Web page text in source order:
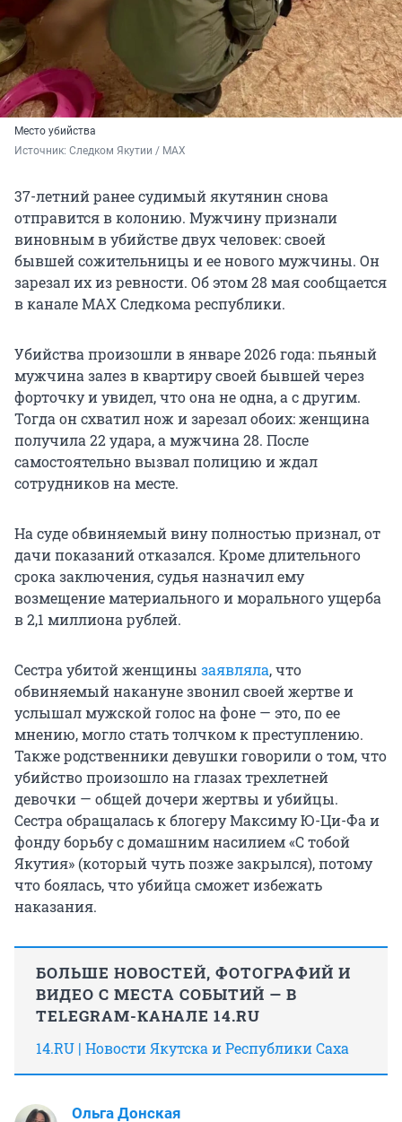
Место убийства
Источник: Следком Якутии / МАХ
37-летний ранее судимый якутянин снова
отправится в колонию. Мужчину признали
виновным в убийстве двух человек: своей
бывшей сожительницы и ее нового мужчины. Он
зарезал их из ревности. Об этом 28 мая сообщается
в канале МАХ Следкома республики.
Убийства произошли в январе 2026 года: пьяный
мужчина залез в квартиру своей бывшей через
форточку и увидел, что она не одна, а с другим.
Тогда он схватил нож и зарезал обоих: женщина
получила 22 удара, а мужчина 28. После
самостоятельно вызвал полицию и ждал
сотрудников на месте.
На суде обвиняемый вину полностью признал, от
дачи показаний отказался. Кроме длительного
срока заключения, судья назначил ему
возмещение материального и морального ущерба
в 2,1 миллиона рублей.
Сестра убитой женщины заявляла, что
обвиняемый накануне звонил своей жертве и
услышал мужской голос на фоне — это, по ее
мнению, могло стать толчком к преступлению.
Также родственники девушки говорили о том, что
убийство произошло на глазах трехлетней
девочки — общей дочери жертвы и убийцы.
Сестра обращалась к блогеру Максиму Ю-Ци-Фа и
фонду борьбу с домашним насилием «С тобой
Якутия» (который чуть позже закрылся), потому
что боялась, что убийца сможет избежать
наказания.
БОЛЬШЕ НОВОСТЕЙ, ФОТОГРАФИЙ И
ВИДЕО С МЕСТА СОБЫТИЙ — В
TELEGRAM-КАНАЛЕ 14.RU
14.RU | Новости Якутска и Республики Саха
Ольга Донская